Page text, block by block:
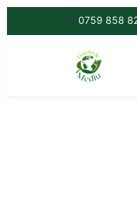
0759 858